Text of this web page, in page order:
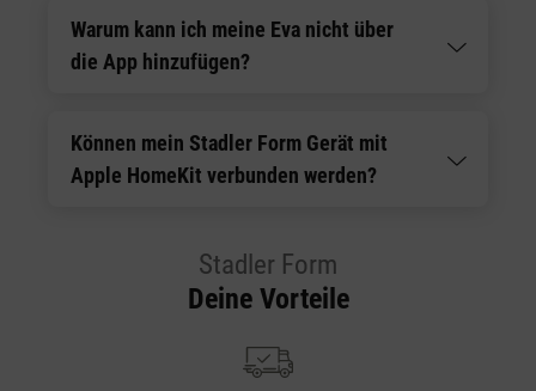
Warum kann ich meine Eva nicht über
die App hinzufügen?
Können mein Stadler Form Gerät mit
Apple HomeKit verbunden werden?
Stadler Form
Deine Vorteile